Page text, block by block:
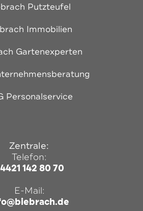
Putzteufel
Immobilien
Gartenexperten
Personalservice
Zentrale:
Telefon:
142 80 70
E-Mail: